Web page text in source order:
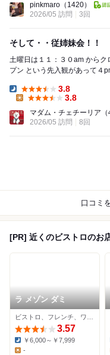
pinkmaro （1420）
2026/05 訪問
3回
そして・・従姉妹会！！
土曜日は１１：３０am から
プン という先入観があって４pm に３名で予約を入れて向かいますと空い
Dinner:
3.8
3.8
マダム・チェチーリア
2026/05 訪問
8回
口コミ
[PR] 近くのビストロのお
ラ メゾン ダミ
3.57
Dinner:
￥6,000～￥7,999
-